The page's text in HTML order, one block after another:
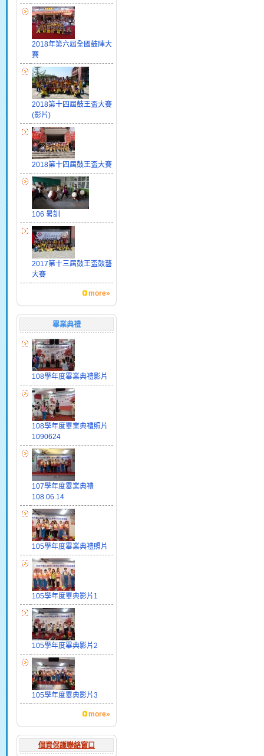
2018年第六屆全國鼓陣大
賽
2018第十四屆鼓王盃大賽
(影片)
2018第十四屆鼓王盃大賽
106 暑訓
2017第十三屆鼓王盃鼓藝
大賽
more»
畢業典禮
108學年度畢業典禮影片
108學年度畢業典禮照片
1090624
107學年度畢業典禮
108.06.14
105學年度畢業典禮照片
105學年度畢典影片1
105學年度畢典影片2
105學年度畢典影片3
more»
個資保護聯絡窗口